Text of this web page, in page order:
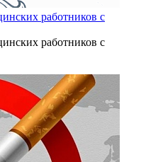
работников с
работников с